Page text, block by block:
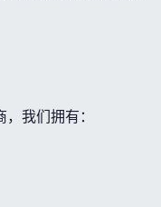
我们拥有：